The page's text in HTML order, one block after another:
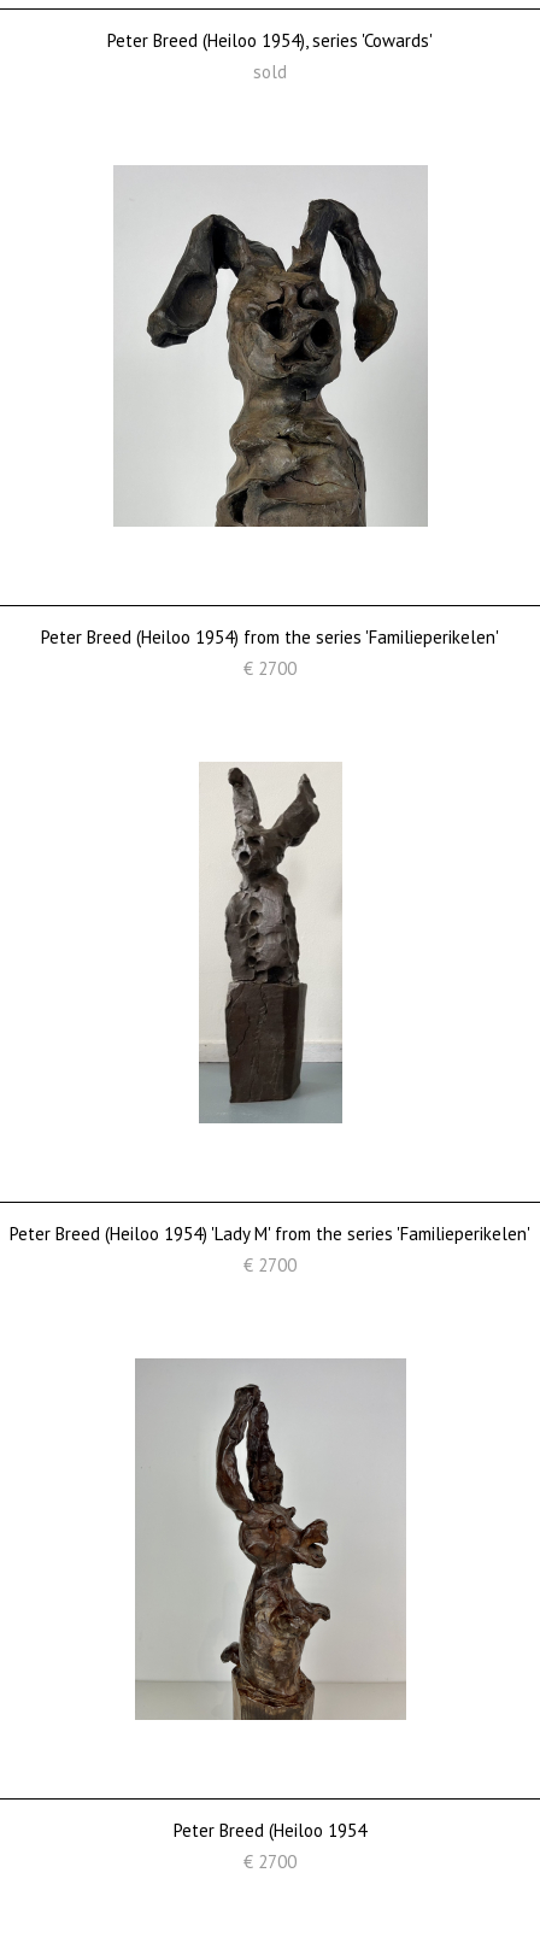
Peter Breed (Heiloo 1954), series 'Cowards'
sold
Peter Breed (Heiloo 1954) from the series 'Familieperikelen'
€ 2700
Peter Breed (Heiloo 1954) 'Lady M' from the series 'Familieperikelen'
€ 2700
Peter Breed (Heiloo 1954
€ 2700